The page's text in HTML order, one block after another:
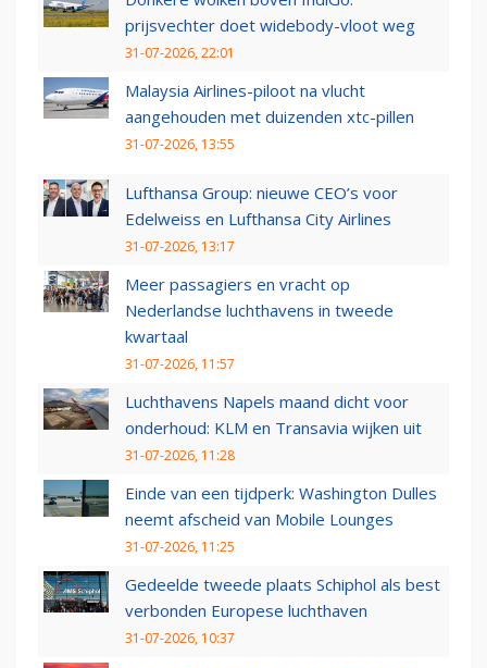
prijsvechter doet widebody-vloot weg
31-07-2026, 22:01
Malaysia Airlines-piloot na vlucht
aangehouden met duizenden xtc-pillen
31-07-2026, 13:55
Lufthansa Group: nieuwe CEO’s voor
Edelweiss en Lufthansa City Airlines
31-07-2026, 13:17
Meer passagiers en vracht op
Nederlandse luchthavens in tweede
kwartaal
31-07-2026, 11:57
Luchthavens Napels maand dicht voor
onderhoud: KLM en Transavia wijken uit
31-07-2026, 11:28
Einde van een tijdperk: Washington Dulles
neemt afscheid van Mobile Lounges
31-07-2026, 11:25
Gedeelde tweede plaats Schiphol als best
verbonden Europese luchthaven
31-07-2026, 10:37